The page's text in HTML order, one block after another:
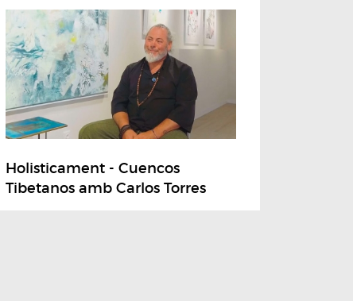
Holisticament - Cuencos
Tibetanos amb Carlos Torres